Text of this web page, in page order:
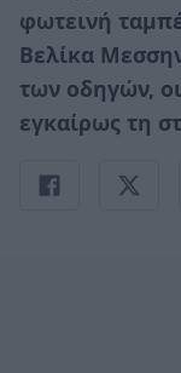
φωτεινή
Βελίκα
των οδηγών,
εγκαίρως τη